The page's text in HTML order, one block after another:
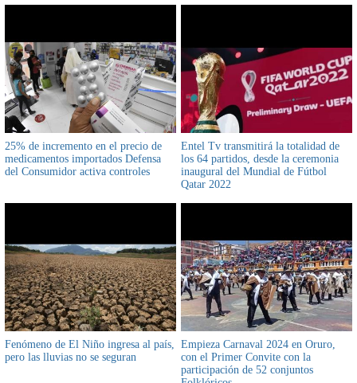
25% de incremento en el precio de
medicamentos importados Defensa
del Consumidor activa controles
Entel Tv transmitirá la totalidad de
los 64 partidos, desde la ceremonia
inaugural del Mundial de Fútbol
Qatar 2022
Fenómeno de El Niño ingresa al país,
pero las lluvias no se seguran
Empieza Carnaval 2024 en Oruro,
con el Primer Convite con la
participación de 52 conjuntos